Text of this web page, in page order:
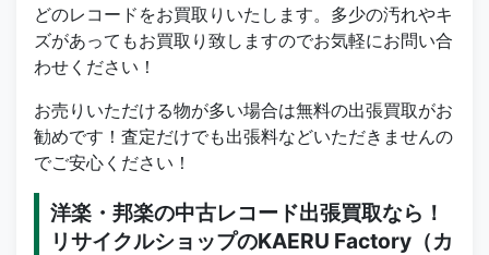
どのレコードをお買取りいたします。多少の汚れやキ
ズがあってもお買取り致しますのでお気軽にお問い合
わせください！
お売りいただける物が多い場合は無料の出張買取がお
勧めです！査定だけでも出張料などいただきませんの
でご安心ください！
洋楽・邦楽の中古レコード出張買取なら！
リサイクルショップのKAERU Factory（カ